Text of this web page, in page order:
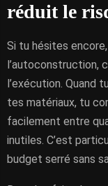
réduit le
Si tu hésites
l’autoconstruction,
l’exécution. Quand
tes matériaux, tu
facilement entre
inutiles. C’est
budget serré sans